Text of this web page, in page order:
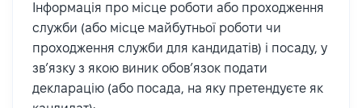
Інформація про місце роботи або проходження
служби (або місце майбутньої роботи чи
проходження служби для кандидатів) і посаду, у
зв’язку з якою виник обов’язок подати
декларацію (або посада, на яку претендуєте як